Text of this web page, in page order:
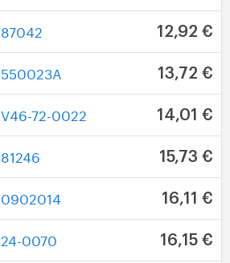
87042 12,92 €
550023A 13,72 €
V46-72-0022 14,01 €
81246 15,73 €
0902014 16,11 €
24-0070 16,15 €